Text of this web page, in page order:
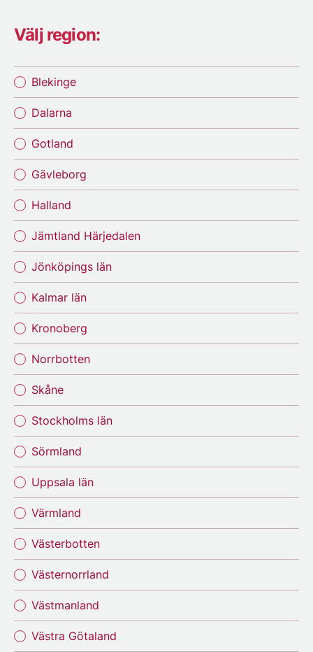
Välj region:
Blekinge
Dalarna
Gotland
Gävleborg
Halland
Jämtland Härjedalen
Jönköpings län
Kalmar län
Kronoberg
Norrbotten
Skåne
Stockholms län
Sörmland
Uppsala län
Värmland
Västerbotten
Västernorrland
Västmanland
Västra Götaland